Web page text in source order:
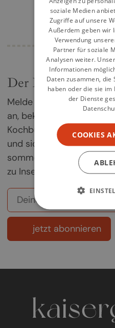
Der Kochbuch-
Melde dich jetzt für
an, bekomme einmal im
Kochbuch-
und sichere dir deine
sommerlichen
zu Insel".
jetzt abonnieren
soziale Medien
Zugriffe auf unsere
Außerdem geben wir
Verwendung
Partner für soziale
Analysen weiter.
Informationen
Daten zusammen,
haben oder die sie im
der Dienste
COOKIES